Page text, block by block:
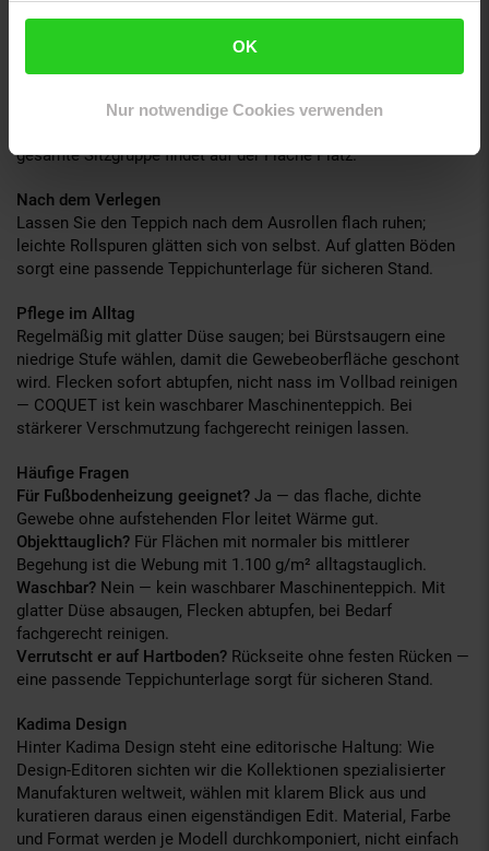
OK
Nur notwendige Cookies verwenden
Webfläche (1.100 g/m²) eine ruhige, pflegeleichte
In 200x290 cm (5,80 m²) eignet sich diese Ausführung als
gesamte Sitzgruppe findet auf der Fläche Platz.
Nach dem Verlegen
Lassen Sie den Teppich nach dem Ausrollen flach ruhen;
leichte Rollspuren glätten sich von selbst. Auf glatten Böden
sorgt eine passende Teppichunterlage für sicheren Stand.
Pflege im Alltag
Regelmäßig mit glatter Düse saugen; bei Bürstsaugern eine
niedrige Stufe wählen, damit die Gewebeoberfläche geschont
wird. Flecken sofort abtupfen, nicht nass im Vollbad reinigen
— COQUET ist kein waschbarer Maschinenteppich. Bei
stärkerer Verschmutzung fachgerecht reinigen lassen.
Häufige Fragen
Für Fußbodenheizung geeignet? Ja — das flache, dichte
Gewebe ohne aufstehenden Flor leitet Wärme gut.
Objekttauglich? Für Flächen mit normaler bis mittlerer
Begehung ist die Webung mit 1.100 g/m² alltagstauglich.
Waschbar? Nein — kein waschbarer Maschinenteppich. Mit
glatter Düse absaugen, Flecken abtupfen, bei Bedarf
fachgerecht reinigen.
Verrutscht er auf Hartboden? Rückseite ohne festen Rücken —
eine passende Teppichunterlage sorgt für sicheren Stand.
Kadima Design
Hinter Kadima Design steht eine editorische Haltung: Wie
Design-Editoren sichten wir die Kollektionen spezialisierter
Manufakturen weltweit, wählen mit klarem Blick aus und
kuratieren daraus einen eigenständigen Edit. Material, Farbe
und Format werden je Modell durchkomponiert, nicht einfach